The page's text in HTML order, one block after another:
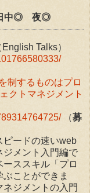
日中◎ 夜◎
Talks）
制するものはプロ
クトマネジメント
（募
ピードの速いweb
ジメント入門編で
ススキル「プロ
ことができま
ジメントの入門